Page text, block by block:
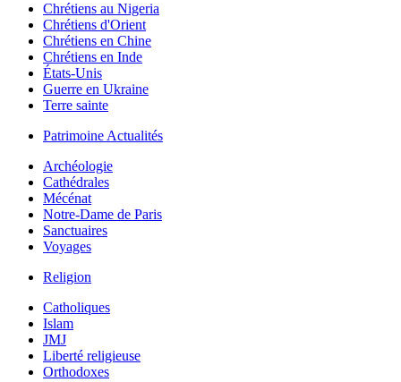
Chrétiens au Nigeria
Chrétiens d'Orient
Chrétiens en Chine
Chrétiens en Inde
États-Unis
Guerre en Ukraine
Terre sainte
Patrimoine Actualités
Archéologie
Cathédrales
Mécénat
Notre-Dame de Paris
Sanctuaires
Voyages
Religion
Catholiques
Islam
JMJ
Liberté religieuse
Orthodoxes